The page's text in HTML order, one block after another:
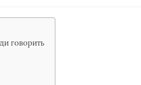
говорить